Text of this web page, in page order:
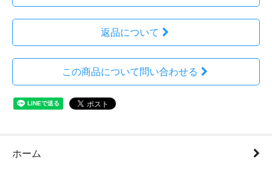
返品について
この商品について問い合わせる
ホーム